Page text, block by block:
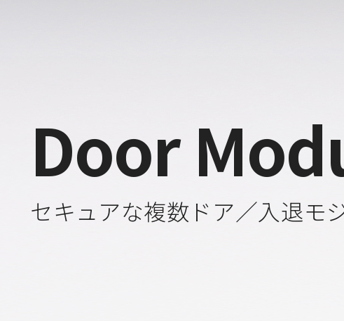
Door
セキュアな複数ドア／入退モ